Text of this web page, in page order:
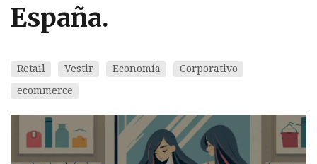
España.
Retail Vestir Economía
Corporativo
ecommerce